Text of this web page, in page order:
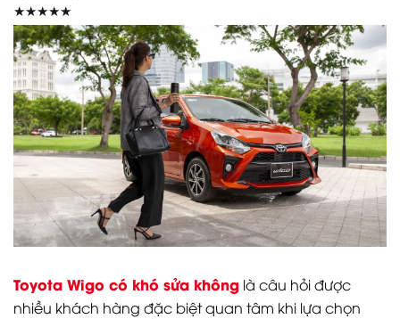
★★★★★
Toyota Wigo có khó sửa không là câu hỏi được
nhiều khách hàng đặc biệt quan tâm khi lựa chọn